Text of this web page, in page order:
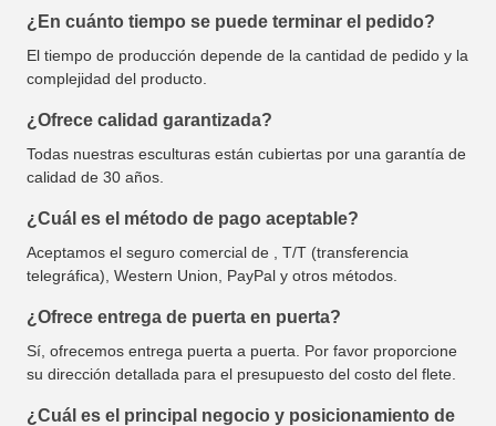
¿En cuánto tiempo se puede terminar el pedido?
El tiempo de producción depende de la cantidad de pedido y la
complejidad del producto.
¿Ofrece calidad garantizada?
Todas nuestras esculturas están cubiertas por una garantía de
calidad de 30 años.
¿Cuál es el método de pago aceptable?
Aceptamos el seguro comercial de , T/T (transferencia
telegráfica), Western Union, PayPal y otros métodos.
¿Ofrece entrega de puerta en puerta?
Sí, ofrecemos entrega puerta a puerta. Por favor proporcione
su dirección detallada para el presupuesto del costo del flete.
¿Cuál es el principal negocio y posicionamiento de